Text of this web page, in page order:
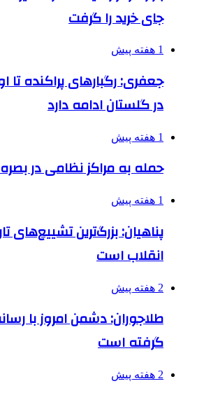
جای خرید را گرفت
1 هفته پیش
جعفری: رگبارهای پراکنده
در گلستان ادامه دارد
1 هفته پیش
حمله به مراکز نظامی در
1 هفته پیش
پناهیان: بزرگ‌ترین تشییع‌های
انقلاب است
2 هفته پیش
طلاجوران: دشمن امروز با
گرفته است
2 هفته پیش